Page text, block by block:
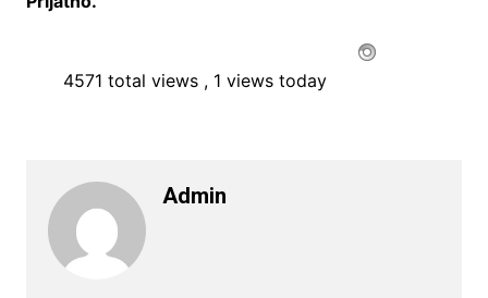
4571 total views , 1 views today
Admin